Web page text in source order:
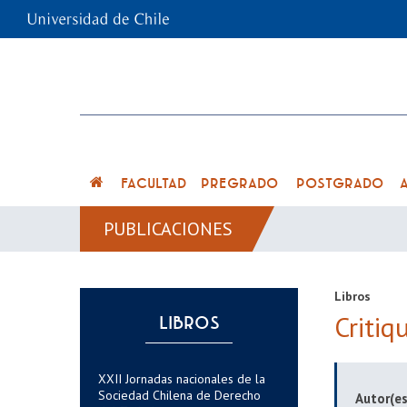
FACULTAD PREGRADO POSTGRADO
PUBLICACIONES
LIBROS
XXII Jornadas nacionales de la
Sociedad Chilena de Derecho
Libros